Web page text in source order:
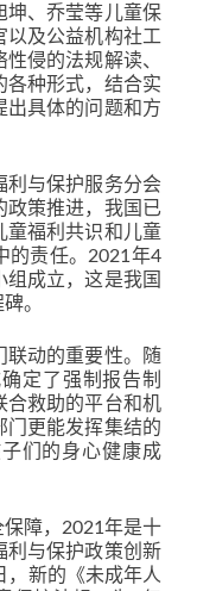
坤、乔莹等儿童保
及公益机构社工
侵的法规解读、
各种形式，结合实
出具体的问题和方
利与保护服务分会
政策推进，我国已
童福利共识和儿童
的责任。2021年4
成立，这是我国
。
联动的重要性。随
定了强制报告制
合救助的平台和机
门更能发挥集结的
们的身心健康成
障，2021年是十
利与保护政策创新
，新的《未成年人